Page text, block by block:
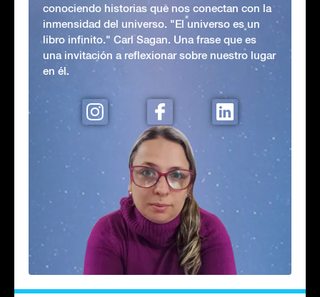
conociendo historias que nos conectan con la
inmensidad del universo. "El universo es un
libro infinito." Carl Sagan. Una frase que es
una invitación a reflexionar sobre nuestro lugar
en él.